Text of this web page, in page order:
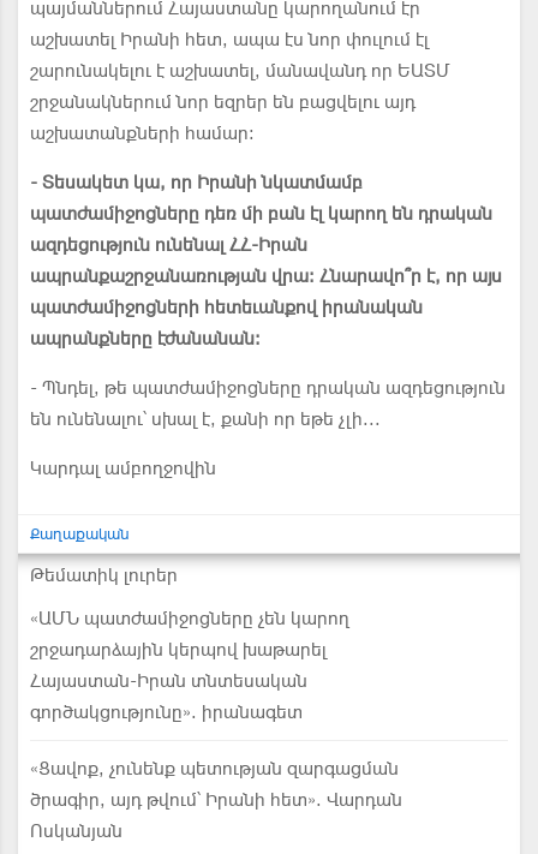
պայմաններում Հայաստանը կարողանում էր
աշխատել Իրանի հետ, ապա էս նոր փուլում էլ
շարունակելու է աշխատել, մանավանդ որ ԵԱՏՄ
շրջանակներում նոր եզրեր են բացվելու այդ
աշխատանքների համար:
- Տեսակետ կա, որ Իրանի նկատմամբ
պատժամիջոցները դեռ մի բան էլ կարող են դրական
ազդեցություն ունենալ ՀՀ-Իրան
ապրանքաշրջանառության վրա: Հնարավո՞ր է, որ այս
պատժամիջոցների հետեւանքով իրանական
ապրանքները էժանանան:
- Պնդել, թե պատժամիջոցները դրական ազդեցություն
են ունենալու՝ սխալ է, քանի որ եթե չլի...
Կարդալ ամբողջովին
Քաղաքական
Թեմատիկ լուրեր
«ԱՄՆ պատժամիջոցները չեն կարող
շրջադարձային կերպով խաթարել
Հայաստան-Իրան տնտեսական
գործակցությունը». իրանագետ
«Ցավոք, չունենք պետության զարգացման
ծրագիր, այդ թվում՝ Իրանի հետ». Վարդան
Ոսկանյան